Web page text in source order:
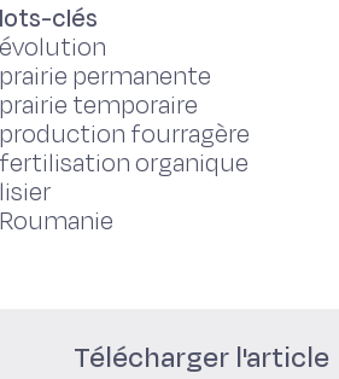
clés
évolution
prairie permanente
prairie temporaire
production fourragère
fertilisation organique
lisier
Roumanie
Télécharger l'article